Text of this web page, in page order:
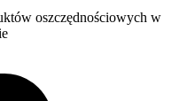
oszczędnościowych w